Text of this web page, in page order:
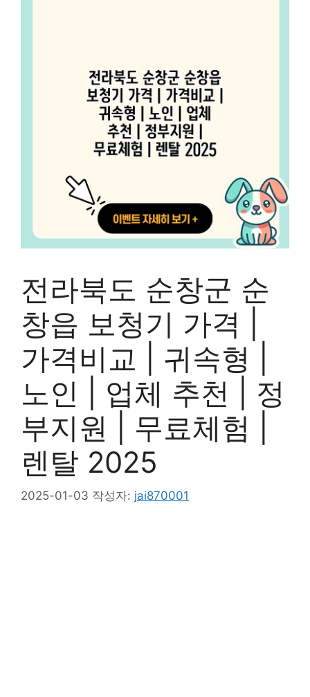
전라북도 순창군 순
창읍 보청기 가격 |
가격비교 | 귀속형 |
노인 | 업체 추천 | 정
부지원 | 무료체험 |
렌탈 2025
2025-01-03 작성자: jai870001